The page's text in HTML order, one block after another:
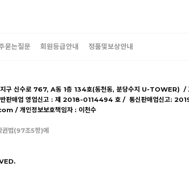
묻는질문 회원등급안내 정품및보상안내
수지구 신수로 767, A동 1층 134호(동천동, 분당수지 U-
반판매업 영업신고 : 제 2018-0114494 호 / 통신판매업신고:
인정보보호책임자 : 이천수
권법(97조5항)에